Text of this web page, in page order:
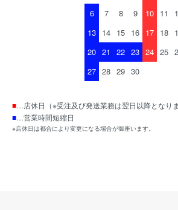
6
7 8 9 10 11
13 14 15 16 17 18
20 21 22 23 24 25
27 28 29 30
■…店休日（※受注及び発送業務は翌日以降となりま
■…営業時間短縮日
※店休日は都合により変更になる場合が御座います。